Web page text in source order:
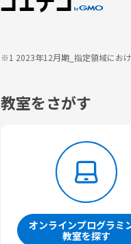
※1 2023年12月期_指定領域にお
教室をさがす
オンラインプログラミ
教室を探す